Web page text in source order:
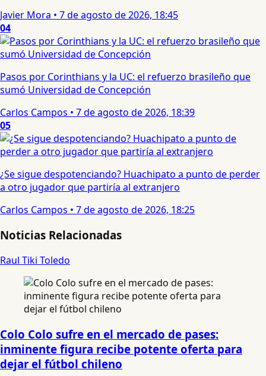
Javier Mora • 7 de agosto de 2026, 18:45
04
Pasos por Corinthians y la UC: el refuerzo brasileño que
sumó Universidad de Concepción
Carlos Campos • 7 de agosto de 2026, 18:39
05
¿Se sigue despotenciando? Huachipato a punto de perder
a otro jugador que partiría al extranjero
Carlos Campos • 7 de agosto de 2026, 18:25
Noticias Relacionadas
Raul Tiki Toledo
Colo Colo sufre en el mercado de pases:
inminente figura recibe potente oferta para
dejar el fútbol chileno